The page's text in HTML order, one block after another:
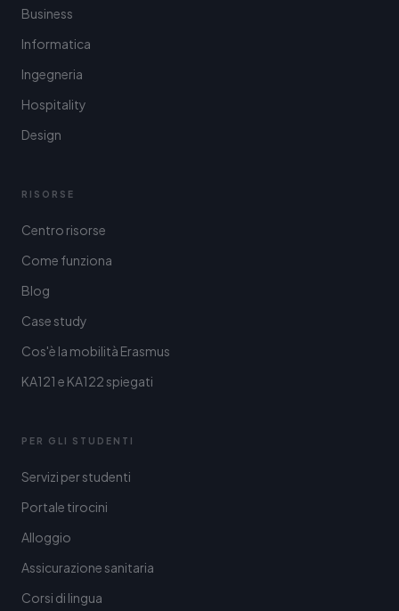
Business
Informatica
Ingegneria
Hospitality
Design
RISORSE
Centro risorse
Come funziona
Blog
Case study
Cos'è la mobilità Erasmus
KA121 e KA122 spiegati
PER GLI STUDENTI
Servizi per studenti
Portale tirocini
Alloggio
Assicurazione sanitaria
Corsi di lingua